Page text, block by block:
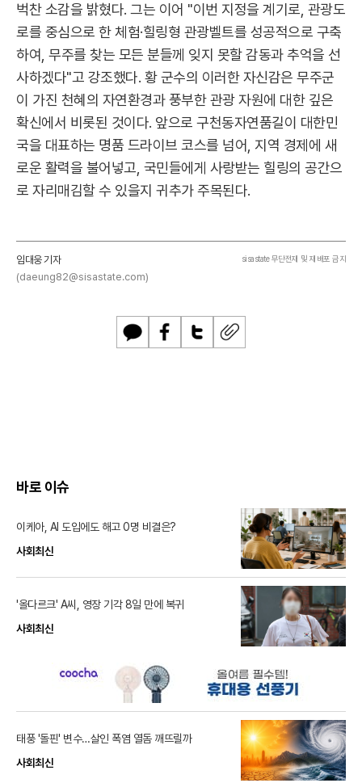
벅찬 소감을 밝혔다. 그는 이어 "이번 지정을 계기로, 관광도
로를 중심으로 한 체험·힐링형 관광벨트를 성공적으로 구축
하여, 무주를 찾는 모든 분들께 잊지 못할 감동과 추억을 선
사하겠다"고 강조했다. 황 군수의 이러한 자신감은 무주군
이 가진 천혜의 자연환경과 풍부한 관광 자원에 대한 깊은
확신에서 비롯된 것이다. 앞으로 구천동자연품길이 대한민
국을 대표하는 명품 드라이브 코스를 넘어, 지역 경제에 새
로운 활력을 불어넣고, 국민들에게 사랑받는 힐링의 공간으
로 자리매김할 수 있을지 귀추가 주목된다.
임대웅 기자
(daeung82@sisastate.com)
sisastate 무단전재 및 재배포 금지
카
페
트
U
바로 이슈
이케아, AI 도입에도 해고 0명 비결은?
사회최신
'올다르크' A씨, 영장 기각 8일 만에 복귀
사회최신
태풍 '돌핀' 변수…살인 폭염 열돔 깨뜨릴까
사회최신